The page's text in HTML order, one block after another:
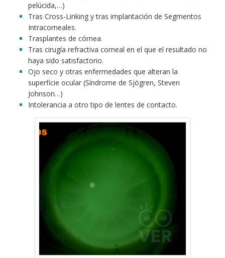
pelúcida,…)
Tras Cross-Linking y tras implantación de Segmentos
Intracorneales.
Trasplantes de córnea.
Tras cirugía refractiva corneal en el que el resultado no
haya sido satisfactorio.
Ojo seco y otras enfermedades que alteran la
superficie ocular (Síndrome de Sjögren, Steven
Johnson…)
Intolerancia a otro tipo de lentes de contacto.